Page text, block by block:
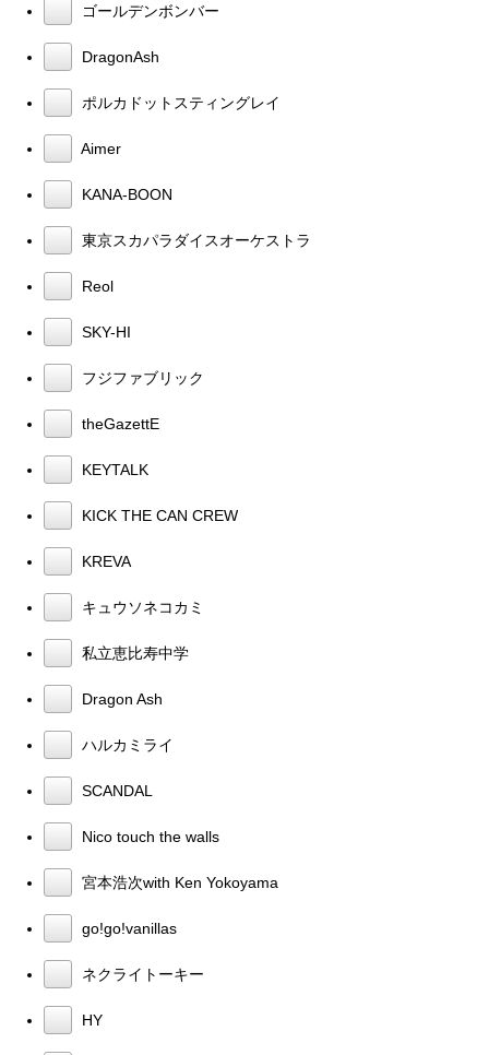
ゴールデンボンバー
DragonAsh
ポルカドットスティングレイ
Aimer
KANA-BOON
東京スカパラダイスオーケストラ
Reol
SKY-HI
フジファブリック
theGazettE
KEYTALK
KICK THE CAN CREW
KREVA
キュウソネコカミ
私立恵比寿中学
Dragon Ash
ハルカミライ
SCANDAL
Nico touch the walls
宮本浩次with Ken Yokoyama
go!go!vanillas
ネクライトーキー
HY